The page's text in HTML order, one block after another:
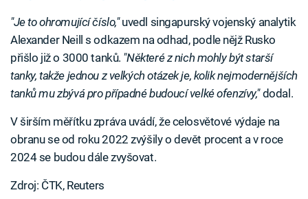
"Je to ohromující číslo,"uvedl singapurský vojenský analytik
Alexander Neill s odkazem na odhad, podle nějž Rusko
přišlo již o 3000 tanků. "Některé z nich mohly být starší
tanky, takže jednou z velkých otázek je, kolik nejmodernějších
tanků mu zbývá pro případné budoucí velké ofenzívy,"dodal.
V širším měřítku zpráva uvádí, že celosvětové výdaje na
obranu se od roku 2022 zvýšily o devět procent a v roce
2024 se budou dále zvyšovat.
Zdroj: ČTK, Reuters